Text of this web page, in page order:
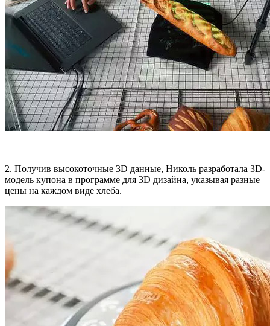
2. Получив высокоточные 3D данные, Николь разработала 3D-
модель купона в программе для 3D дизайна, указывая разные
цены на каждом виде хлеба.